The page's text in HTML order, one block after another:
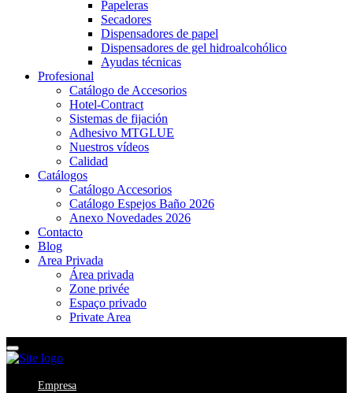
Papeleras
Secadores
Dispensadores de papel
Dispensadores de gel hidroalcohólico
Ayudas técnicas
Profesional
Catálogo de Accesorios
Hotel-Contract
Sistemas de fijación
Adhesivo MTGLUE
Nuestros vídeos
Calidad
Catálogos
Catálogo Accesorios
Catálogo Espejos Baño 2026
Anexo Novedades 2026
Contacto
Blog
Area Privada
Área privada
Zone privée
Espaço privado
Private Area
Empresa